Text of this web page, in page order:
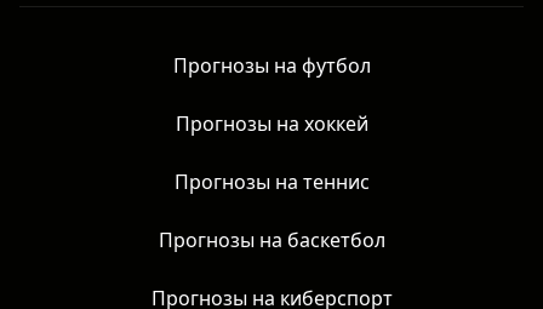
Прогнозы на футбол
Прогнозы на хоккей
Прогнозы на теннис
Прогнозы на баскетбол
Прогнозы на киберспорт